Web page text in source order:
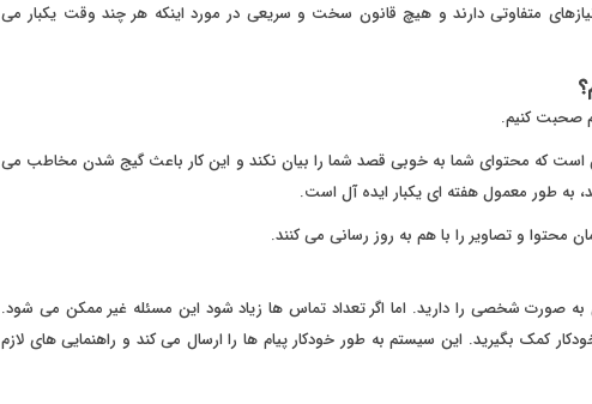
متفاوتی دارند و هیچ قانون سخت و سریعی در مورد اینکه هر چند وقت یکبار می
صحبت کنیم.
است که محتوای شما به خوبی قصد شما را بیان نکند و این کار باعث گیج شدن مخاطب می
به طور معمول هفته ای یکبار ایده آل است.
محتوا و تصاویر را با هم به روز رسانی می کنند.
به صورت شخصی را دارید. اما اگر تعداد تماس ها زیاد شود این مسئله غیر ممکن می شود.
کمک بگیرید. این سیستم به طور خودکار پیام ها را ارسال می کند و راهنمایی های لازم